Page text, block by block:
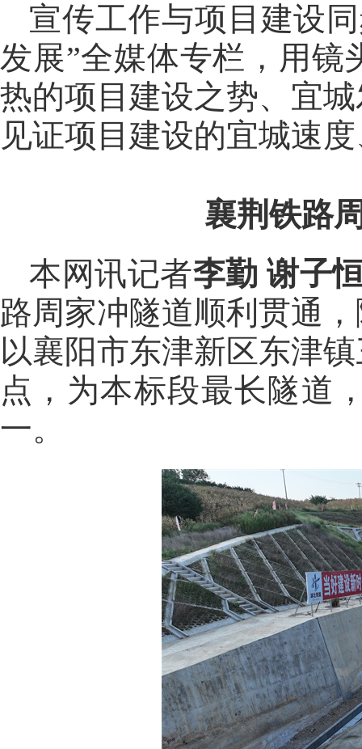
宣传工作与项目建设
发展”全媒体专栏，用镜
热的项目建设之势、宜
见证项目建设的宜城速
襄荆铁路
本网讯记者李勤 谢子
路周家冲隧道顺利贯通
以襄阳市东津新区东津
点，为本标段最长隧道
一。